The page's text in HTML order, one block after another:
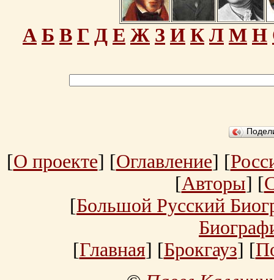
А Б В Г Д Е Ж З И К Л М Н
[О проекте] [Оглавление] [
[Авторы] [
[Большой Русский
[Главная] [Брокгауз] [